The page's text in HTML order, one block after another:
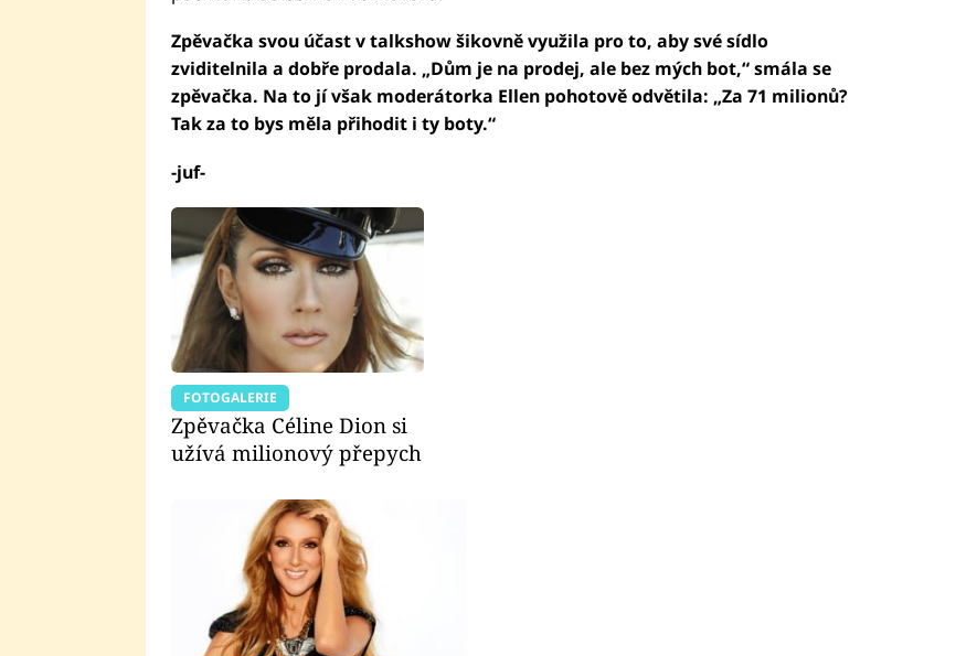
Zpěvačka svou účast v talkshow šikovně využila pro to, aby své sídlo
zviditelnila a dobře prodala. „Dům je na prodej, ale bez mých bot,“ smála se
zpěvačka. Na to jí však moderátorka Ellen pohotově odvětila: „Za 71 milionů?
Tak za to bys měla přihodit i ty boty.“
-juf-
FOTOGALERIE
Zpěvačka Céline Dion si
užívá milionový přepych